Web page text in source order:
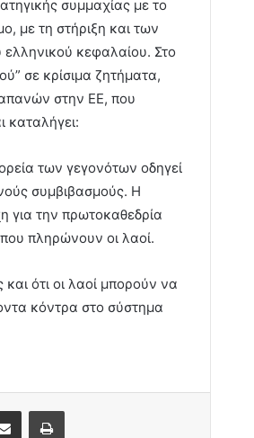
συμμαχίας με το
με τη στήριξη και των
κεφαλαίου. Στο
σε κρίσιμα ζητήματα,
στην ΕΕ, που
καταλήγει:
των γεγονότων οδηγεί
συμβιβασμούς. Η
για την πρωτοκαθεδρία
πληρώνουν οι λαοί.
και ότι οι λαοί μπορούν να
κόντρα στο σύστημα
Share via Email Print